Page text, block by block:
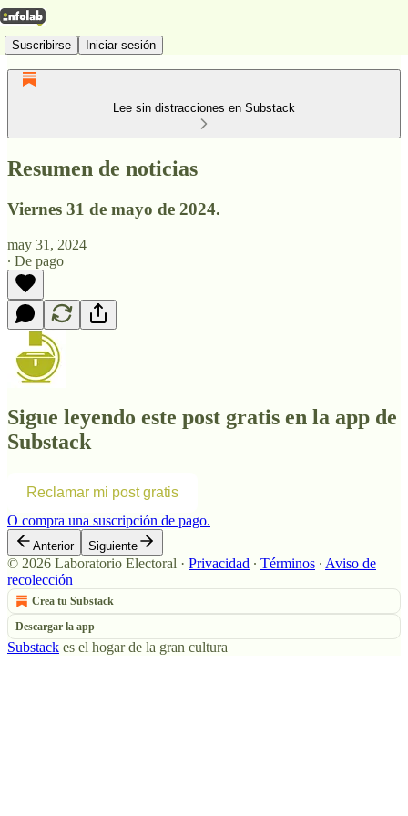
Suscribirse Iniciar sesión
Lee sin distracciones en Substack
Resumen de noticias
Viernes 31 de mayo de 2024.
may 31, 2024
∙ De pago
Sigue leyendo este post gratis en la app de
Substack
Reclamar mi post gratis
O compra una suscripción de pago.
Anterior Siguiente
© 2026 Laboratorio Electoral · Privacidad ∙ Términos ∙ Aviso de
recolección
Crea tu Substack
Descargar la app
Substack es el hogar de la gran cultura